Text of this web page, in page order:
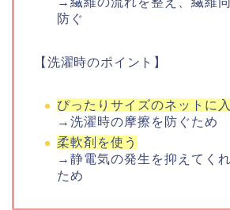
防ぐ
【洗濯時のポイント】
ぴったりサイズのネットに
→洗濯時の摩擦を防ぐため
柔軟剤を使う
→静電気の発生を抑えてく
ため